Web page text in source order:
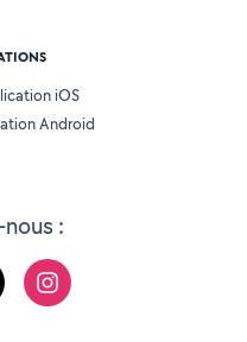
:
iOS
Android